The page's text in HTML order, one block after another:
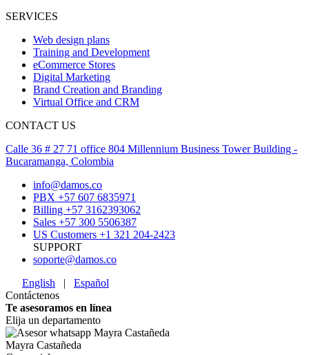
SERVICES
Web design plans
Training and Development
eCommerce Stores
Digital Marketing
Brand Creation and Branding
Virtual Office and CRM
CONTACT US
Calle 36 # 27 71 office 804 Millennium Business Tower Building -
Bucaramanga, Colombia
info@damos.co
PBX +57 607 6835971
Billing +57 3162393062
Sales +57 300 5506387
US Customers +1 321 204-2423
SUPPORT
soporte@damos.co
English | Español
Contáctenos
Te asesoramos en línea
Elija un departamento
Mayra Castañeda